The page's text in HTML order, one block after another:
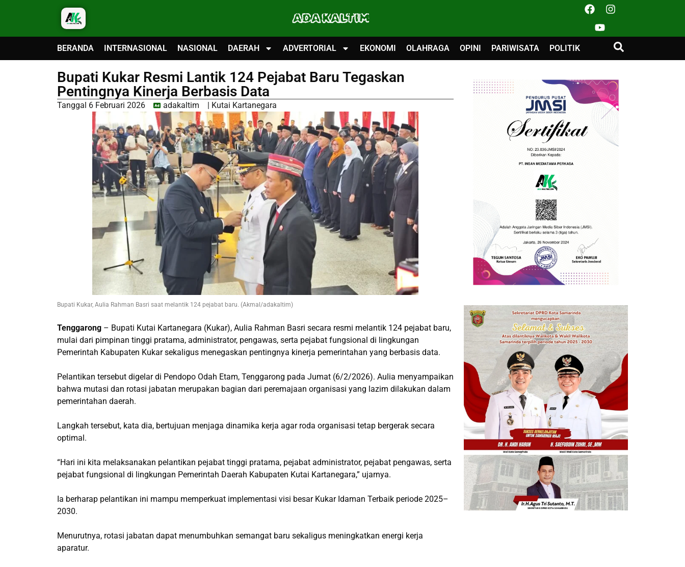
ADA KALTIM
BERANDA INTERNASIONAL NASIONAL DAERAH ADVERTORIAL EKONOMI OLAHRAGA OPINI PARIWISATA POLITIK
Bupati Kukar Resmi Lantik 124 Pejabat Baru Tegaskan
Pentingnya Kinerja Berbasis Data
Tanggal 6 Februari 2026 adakaltim | Kutai Kartanegara
Bupati Kukar, Aulia Rahman Basri saat melantik 124 pejabat baru. (Akmal/adakaltim)
Tenggarong – Bupati Kutai Kartanegara (Kukar), Aulia Rahman Basri secara resmi melantik 124 pejabat baru,
mulai dari pimpinan tinggi pratama, administrator, pengawas, serta pejabat fungsional di lingkungan
Pemerintah Kabupaten Kukar sekaligus menegaskan pentingnya kinerja pemerintahan yang berbasis data.
Pelantikan tersebut digelar di Pendopo Odah Etam, Tenggarong pada Jumat (6/2/2026). Aulia menyampaikan
bahwa mutasi dan rotasi jabatan merupakan bagian dari peremajaan organisasi yang lazim dilakukan dalam
pemerintahan daerah.
Langkah tersebut, kata dia, bertujuan menjaga dinamika kerja agar roda organisasi tetap bergerak secara
optimal.
“Hari ini kita melaksanakan pelantikan pejabat tinggi pratama, pejabat administrator, pejabat pengawas, serta
pejabat fungsional di lingkungan Pemerintah Daerah Kabupaten Kutai Kartanegara,” ujarnya.
Ia berharap pelantikan ini mampu memperkuat implementasi visi besar Kukar Idaman Terbaik periode 2025–
2030.
Menurutnya, rotasi jabatan dapat menumbuhkan semangat baru sekaligus meningkatkan energi kerja
aparatur.